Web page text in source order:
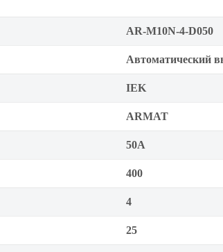
AR-M10N-4-D050
Автоматический
IEK
ARMAT
50А
400
4
25